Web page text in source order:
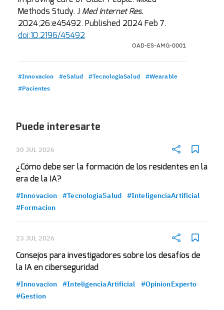
Methods Study. J Med Internet Res.
2024;26:e45492. Published 2024 Feb 7.
doi:10.2196/45492
OAD-ES-AMG-0001
#Innovacion #eSalud #TecnologiaSalud
#Wearable
#Pacientes
Puede interesarte
30 JUL 2026
¿Cómo debe ser la formación de los residentes en la
era de la IA?
#Innovacion #TecnologiaSalud
#InteligenciaArtificial
#Formacion
23 JUL 2026
Consejos para investigadores sobre los desafíos de
la IA en ciberseguridad
#Innovacion #InteligenciaArtificial
#OpinionExperto
#Gestion